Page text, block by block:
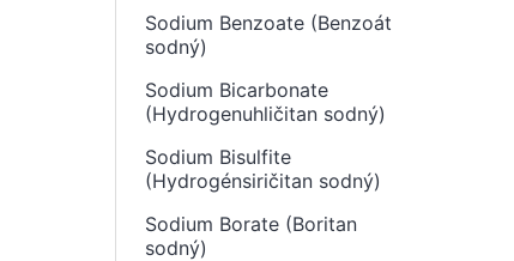
Sodium Benzoate (Benzoát
sodný)
Sodium Bicarbonate
(Hydrogenuhličitan sodný)
Sodium Bisulfite
(Hydrogénsiričitan sodný)
Sodium Borate (Boritan
sodný)